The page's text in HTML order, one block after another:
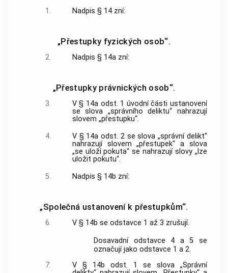
1.
Nadpis § 14 zní:
„Přestupky fyzických osob“.
2. Nadpis § 14a zní:
„Přestupky právnických osob“.
3.
V § 14a odst. 1 úvodní části ustanovení
se slova „správního deliktu“ nahrazují
slovem „přestupku“.
4.
V § 14a odst. 2 se slova „správní delikt“
nahrazují slovem „přestupek“ a slova
„se uloží pokuta“ se nahrazují slovy „lze
uložit pokutu“.
5.
Nadpis § 14b zní:
„Společná ustanovení k přestupkům“.
6. V § 14b se odstavce 1 až 3 zrušují.
Dosavadní odstavce 4 a 5 se
označují jako odstavce 1 a 2.
7.
V § 14b odst. 1 se slova „Správní